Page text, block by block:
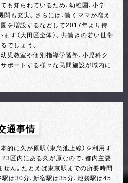
も知られているため、幼稚園、小学
関も充実。さらには、働くママが増え
を増設するなどして2017年より待
す（大田区全体）。共働きの若い世帯
でしょう。
児教室や個別指導学習塾、小児科ク
ポートする様々な民間施設が域内に
通事情
的に久が原駅（東急池上線）を利用す
区内にある久が原なので、都内主要
ん。たとえば東京駅までの所要時間
は30分、新宿駅は35分、池袋駅は45